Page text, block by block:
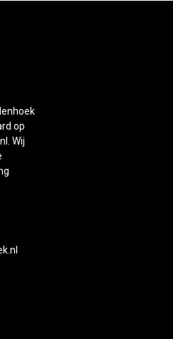
op
Wij